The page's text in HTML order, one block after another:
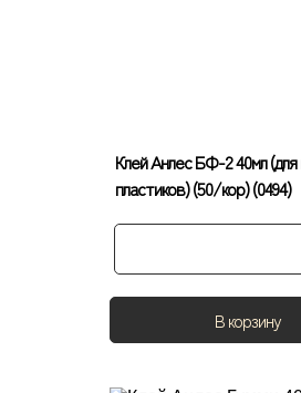
Клей Анлес БФ-2 40мл
пластиков) (50/кор) (0494)
В корзину